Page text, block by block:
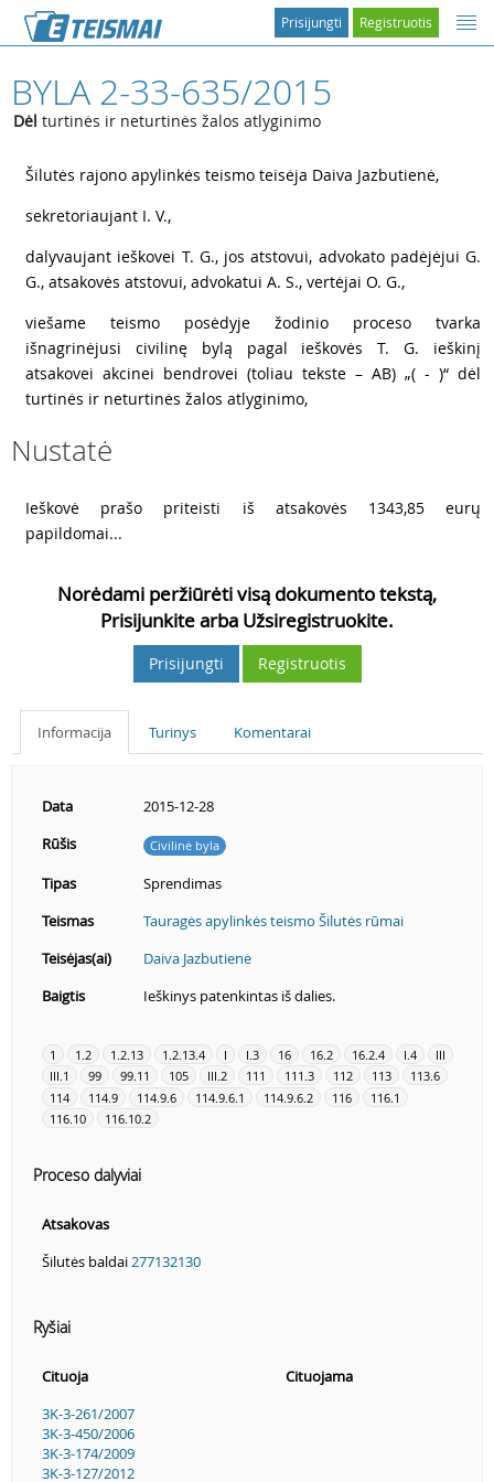
Registruotis
Prisijungti
BYLA 2-33-635/2015
Dėl turtinės ir neturtinės žalos atlyginimo
Šilutės rajono apylinkės teismo teisėja Daiva Jazbutienė,
sekretoriaujant I. V.,
dalyvaujant ieškovei T. G., jos atstovui, advokato padėjėjui G.
G., atsakovės atstovui, advokatui A. S., vertėjai O. G.,
viešame teismo posėdyje žodinio proceso tvarka
išnagrinėjusi civilinę bylą pagal ieškovės T. G. ieškinį
atsakovei akcinei bendrovei (toliau tekste – AB) „( - )“ dėl
turtinės ir neturtinės žalos atlyginimo,
Nustatė
Ieškovė prašo priteisti iš atsakovės 1343,85 eurų
papildomai...
Norėdami peržiūrėti visą dokumento tekstą,
Prisijunkite arba Užsiregistruokite.
Prisijungti Registruotis
Informacija Turinys Komentarai
Data
2015-12-28
Rūšis
Civilinė byla
Tipas
Sprendimas
Teismas
Tauragės apylinkės teismo Šilutės rūmai
Teisėjas(ai)
Daiva Jazbutienė
Baigtis
Ieškinys patenkintas iš dalies.
1 1.2 1.2.13 1.2.13.4 I I.3 16 16.2 16.2.4 I.4
III
III.1
99 99.11 105 III.2 111 111.3 112 113
113.6
114
114.9 114.9.6 114.9.6.1 114.9.6.2 116
116.1
116.10
116.10.2
Proceso dalyviai
Atsakovas
Šilutės baldai277132130
Ryšiai
Cituoja
Cituojama
3K-3-261/2007
3K-3-450/2006
3K-3-174/2009
3K-3-127/2012